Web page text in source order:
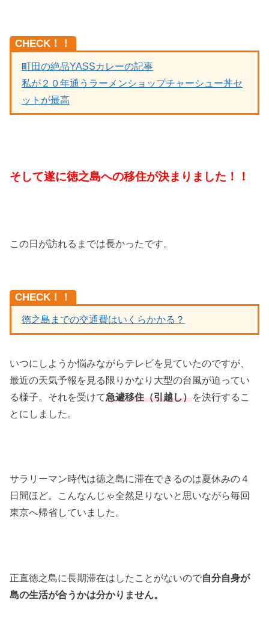
CHECK！！
町田の絶品YASSカレーの記事
私が２０年通うラーメンショップチャーシュー丼セ
ットが最高
そして遂に徳之島への移住が決まりました！！
この日が訪れるまでは長かったです。
CHECK！！
徳之島までの交通費はいくらかかる？
いつにしようか悩みながらテレビを見ていたのですが、
最近の天気予報を見る限りかなり大型の台風が迫ってい
る様子。それを受けて急遽移住（引越し）を決行するこ
とにしました。
サラリーマン時代は徳之島に滞在できるのは夏休みの４
日間ほど。こんなんじゃ全然足りないと思いながら毎回
東京へ帰省していました。
正直徳之島に長期滞在はしたことがないので自分自身が
島の生活が合うかは分かりません。